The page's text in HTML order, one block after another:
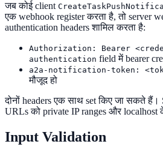
जब कोई client
एक webhook register करता है, तो server
authentication headers शामिल करता है:
Authorization: Bearer
authentication field में bearer
a2a-notification-token:
मौजूद हो
दोनों headers एक साथ set किए जा सकते
URLs को private IP ranges और localhost
Input Validation